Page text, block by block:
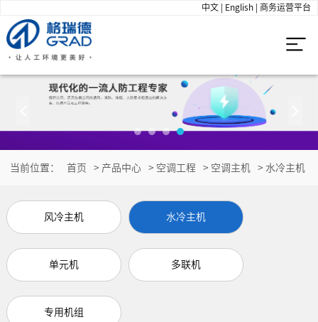
中文 English |商务运营平台
当前位置： 首页 > 产品中心 > 空调工程 > 空调主机 > 水冷主机
风冷主机 水冷主机
单元机 多联机
专用机组